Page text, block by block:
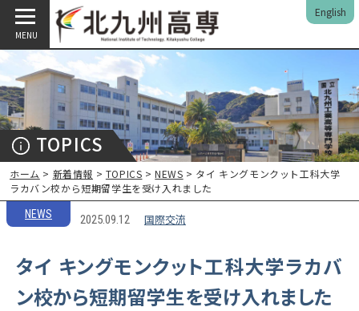
MENU
English
TOPICS
ホーム > 新着情報 > TOPICS >NEWS > タイ キングモンクット工科大学
ラカバン校から短期留学生を受け入れました
NEWS 2025.09.12 国際交流
タイ キングモンクット工科大学ラカバ
ン校から短期留学生を受け入れました